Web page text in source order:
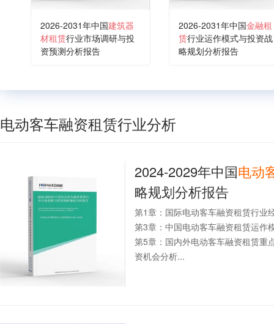
2026-2031年中国建筑器
材租赁行业市场调研与投
资预测分析报告
2026-2031年中国金融租
赁行业运作模式与投资战
略规划分析报告
电动客车融资租赁行业分析
2024-2029年中国电动
略规划分析报告
第1章：国际电动客车融资租赁行业
第3章：中国电动客车融资租赁运作
第5章：国内外电动客车融资租赁重
资机会分析...